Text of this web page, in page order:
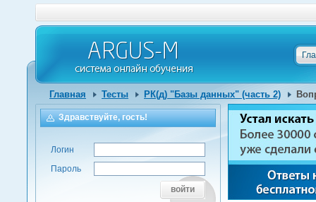
Главная Тесты РК(д) "Базы данных" (часть 2)
Здравствуйте, гость!
Логин
Пароль
войти